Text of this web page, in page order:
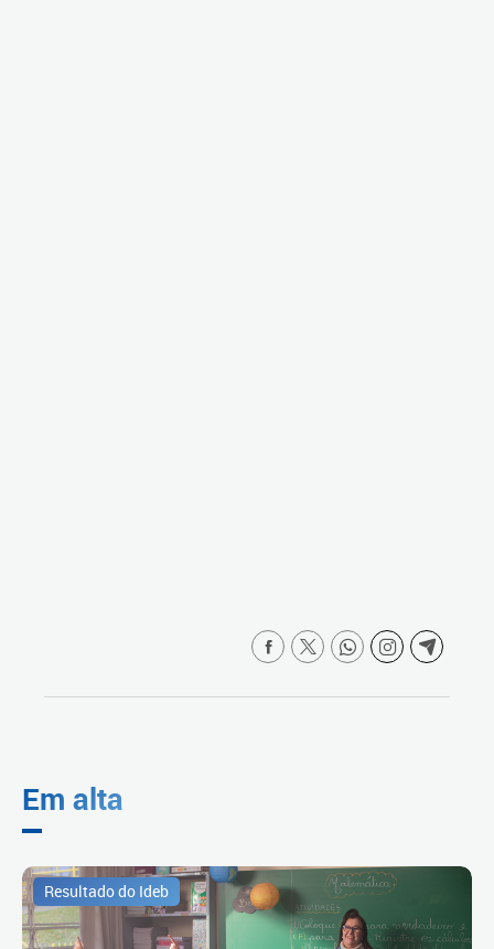
Em alta
Resultado do Ideb